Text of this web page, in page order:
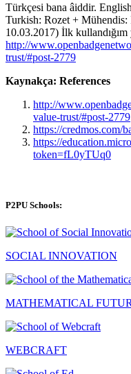
Türkçesi bana âiddir.
Turkish: Rozet +
10.03.2017) İlk kullandığım
http://
trust/#post-2779
Kaynakça: References
http://
value-trust/#post-2779
https://credmos.com/
https://
token=fL0yTUq0
P2PU Schools:
SOCIAL INNOVATION
MATHEMATICAL
WEBCRAFT